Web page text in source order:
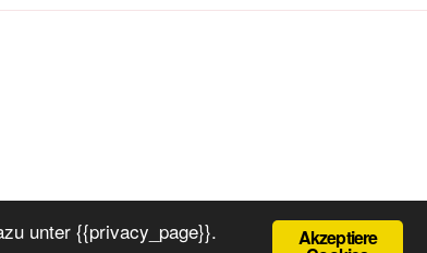
Akzeptiere
unter {{privacy_page}}.